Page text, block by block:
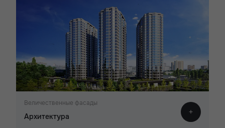
Величественные фасады
Архитектура